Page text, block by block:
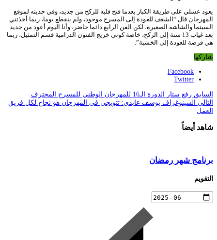
يعود عسلي على طريقة الكبار بعدما فتح قلبه للركح من جديد، وفي حديثه لموقع
المهرجان قال “الشغف للعودة إلى المسرح موجود، ولم ينقطع يوما، ربما أخذتني
السينما والشاشة الصغيرة، لكن الفن الرابع دائما حاضر، وأنا اليوم أعود من جديد
بعد غياب 13 سنة إلى الركح، خاصة كوني خريج الفنون الدرامية قسم التمثيل، ربما
هي فرصة للعودة إلى الخشبة”.
شاركها
Facebook
Twitter
السابق رفع ستار الدورة الـ16 للمهرجان الوطني للمسرح المحترف
التالي السينوغراف يوسف عابدي: تتويجي في المهرجان هو نجاح لكل فريق
العمل
شاهد أيضاً
برنامج شهر رمضان
التقويم